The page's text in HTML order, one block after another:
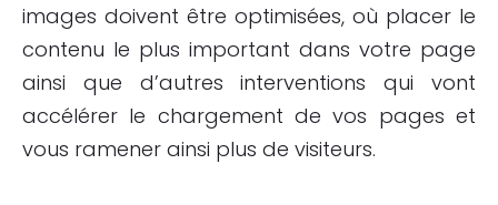
images doivent être optimisées, où placer le
contenu le plus important dans votre page
ainsi que d’autres interventions qui vont
accélérer le chargement de vos pages et
vous ramener ainsi plus de visiteurs.